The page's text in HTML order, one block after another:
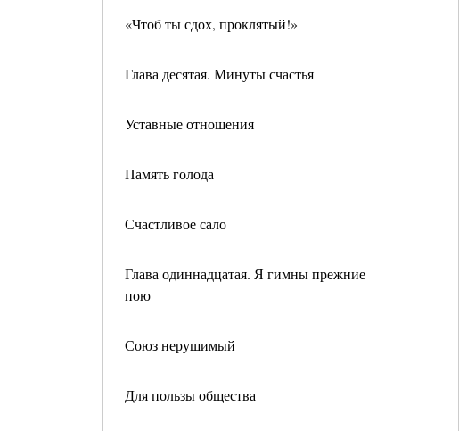
«Чтоб ты сдох, проклятый!»
Глава десятая. Минуты счастья
Уставные отношения
Память голода
Счастливое сало
Глава одиннадцатая. Я гимны прежние
пою
Союз нерушимый
Для пользы общества